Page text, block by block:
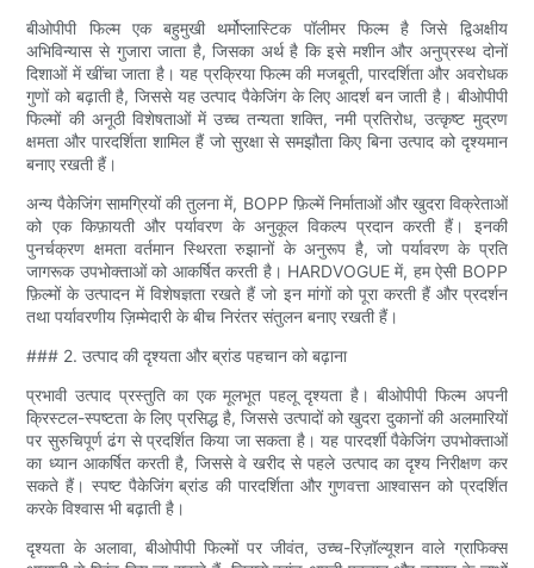
बीओपीपी फिल्म एक बहुमुखी थर्मोप्लास्टिक पॉलीमर फिल्म है जिसे द्विअक्षीय
अभिविन्यास से गुजारा जाता है, जिसका अर्थ है कि इसे मशीन और अनुप्रस्थ दोनों
दिशाओं में खींचा जाता है। यह प्रक्रिया फिल्म की मजबूती, पारदर्शिता और अवरोधक
गुणों को बढ़ाती है, जिससे यह उत्पाद पैकेजिंग के लिए आदर्श बन जाती है। बीओपीपी
फिल्मों की अनूठी विशेषताओं में उच्च तन्यता शक्ति, नमी प्रतिरोध, उत्कृष्ट मुद्रण
क्षमता और पारदर्शिता शामिल हैं जो सुरक्षा से समझौता किए बिना उत्पाद को दृश्यमान
बनाए रखती हैं।
अन्य पैकेजिंग सामग्रियों की तुलना में, BOPP फ़िल्में निर्माताओं और खुदरा विक्रेताओं
को एक किफ़ायती और पर्यावरण के अनुकूल विकल्प प्रदान करती हैं। इनकी
पुनर्चक्रण क्षमता वर्तमान स्थिरता रुझानों के अनुरूप है, जो पर्यावरण के प्रति
जागरूक उपभोक्ताओं को आकर्षित करती है। HARDVOGUE में, हम ऐसी BOPP
फ़िल्मों के उत्पादन में विशेषज्ञता रखते हैं जो इन मांगों को पूरा करती हैं और प्रदर्शन
तथा पर्यावरणीय ज़िम्मेदारी के बीच निरंतर संतुलन बनाए रखती हैं।
### 2. उत्पाद की दृश्यता और ब्रांड पहचान को बढ़ाना
प्रभावी उत्पाद प्रस्तुति का एक मूलभूत पहलू दृश्यता है। बीओपीपी फिल्म अपनी
क्रिस्टल-स्पष्टता के लिए प्रसिद्ध है, जिससे उत्पादों को खुदरा दुकानों की अलमारियों
पर सुरुचिपूर्ण ढंग से प्रदर्शित किया जा सकता है। यह पारदर्शी पैकेजिंग उपभोक्ताओं
का ध्यान आकर्षित करती है, जिससे वे खरीद से पहले उत्पाद का दृश्य निरीक्षण कर
सकते हैं। स्पष्ट पैकेजिंग ब्रांड की पारदर्शिता और गुणवत्ता आश्वासन को प्रदर्शित
करके विश्वास भी बढ़ाती है।
दृश्यता के अलावा, बीओपीपी फिल्मों पर जीवंत, उच्च-रिज़ॉल्यूशन वाले ग्राफिक्स